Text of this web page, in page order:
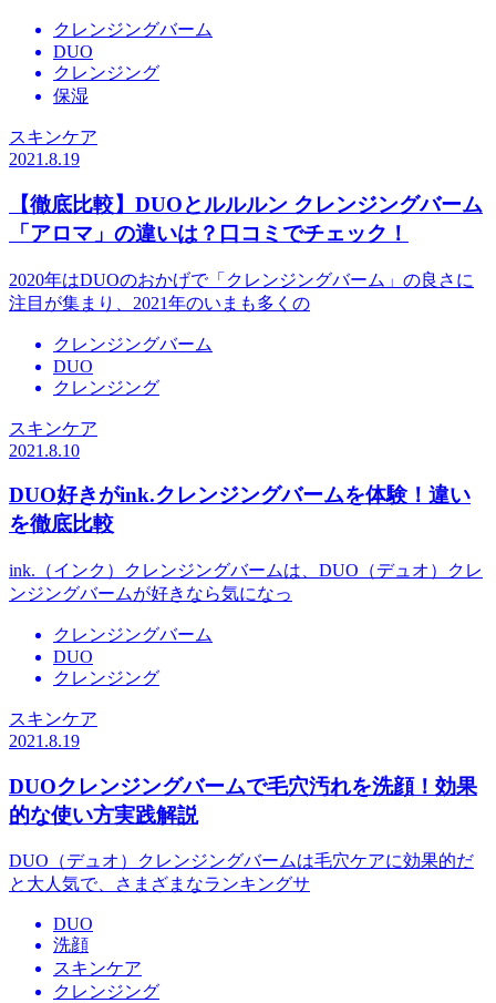
クレンジングバーム
DUO
クレンジング
保湿
スキンケア
2021.8.19
【徹底比較】DUOとルルルン クレンジングバーム
「アロマ」の違いは？口コミでチェック！
2020年はDUOのおかげで「クレンジングバーム」の良さに
注目が集まり、2021年のいまも多くの
クレンジングバーム
DUO
クレンジング
スキンケア
2021.8.10
DUO好きがink.クレンジングバームを体験！違い
を徹底比較
ink.（インク）クレンジングバームは、DUO（デュオ）クレ
ンジングバームが好きなら気になっ
クレンジングバーム
DUO
クレンジング
スキンケア
2021.8.19
DUOクレンジングバームで毛穴汚れを洗顔！効果
的な使い方実践解説
DUO（デュオ）クレンジングバームは毛穴ケアに効果的だ
と大人気で、さまざまなランキングサ
DUO
洗顔
スキンケア
クレンジング